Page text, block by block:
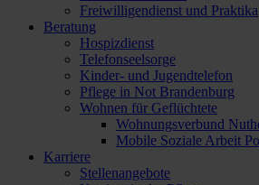
Freiwilligendienst und Praktika
Beratung
Hospizdienst
Telefonseelsorge
Kinder- und Jugendtelefon
Pflege in Not Brandenburg
Wohnen für Geflüchtete
Wohnungsverbund
Mobile Soziale Arbeit
Karriere
Stellenangebote